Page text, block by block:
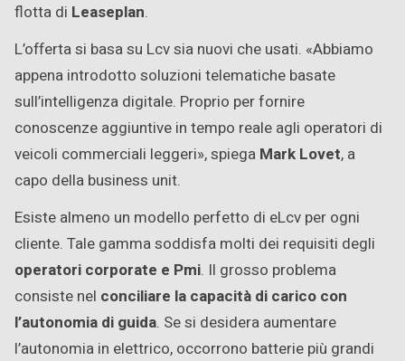
flotta di Leaseplan.
L’offertasi basa su Lcv sia nuovi che usati. «Abbiamo
appena introdotto soluzioni telematiche basate
sull’intelligenza digitale. Proprio perfornire
conoscenze aggiuntive in tempo reale agli operatori di
veicoli commerciali leggeri», spiega Mark Lovet, a
capo della business unit.
Esiste almeno un modello perfetto di eLcv per ogni
cliente. Tale gammasoddisfa molti dei requisiti degli
operatori corporate e Pmi. Il grosso problema
consiste nel conciliare la capacità di carico con
l’autonomia di guida. Se si desidera aumentare
l’autonomia in elettrico, occorrono batterie più grandi